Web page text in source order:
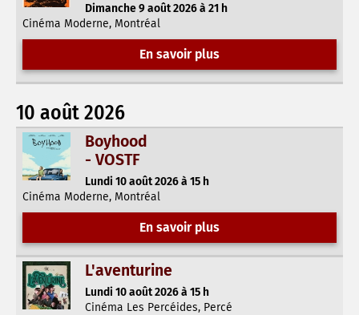
Dimanche 9 août 2026 à 21 h
Cinéma Moderne, Montréal
En savoir plus
10 août 2026
Boyhood
- VOSTF
Lundi 10 août 2026 à 15 h
Cinéma Moderne, Montréal
En savoir plus
L'aventurine
Lundi 10 août 2026 à 15 h
Cinéma Les Percéides, Percé